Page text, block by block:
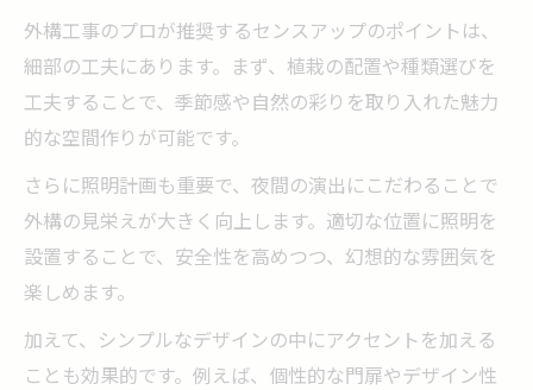
外構工事のプロが推奨するセンスアップのポイントは、
細部の工夫にあります。まず、植栽の配置や種類選びを
工夫することで、季節感や自然の彩りを取り入れた魅力
的な空間作りが可能です。
さらに照明計画も重要で、夜間の演出にこだわることで
外構の見栄えが大きく向上します。適切な位置に照明を
設置することで、安全性を高めつつ、幻想的な雰囲気を
楽しめます。
加えて、シンプルなデザインの中にアクセントを加える
ことも効果的です。例えば、個性的な門扉やデザイン性